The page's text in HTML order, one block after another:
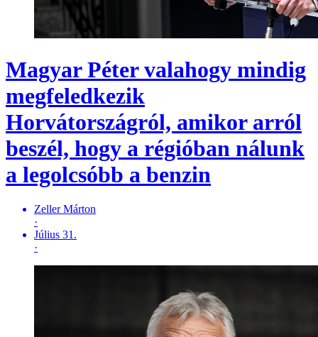
Magyar Péter valahogy mindig
megfeledkezik
Horvátországról, amikor arról
beszél, hogy a régióban nálunk
a legolcsóbb a benzin
Zeller Márton
·
Július 31.
·